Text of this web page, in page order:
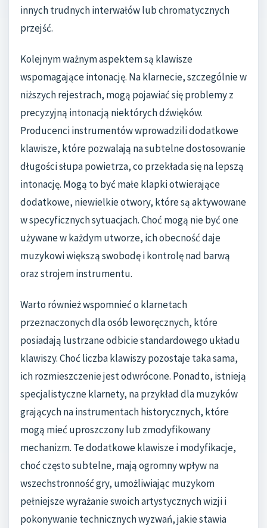
innych trudnych interwałów lub chromatycznych
przejść.
Kolejnym ważnym aspektem są klawisze
wspomagające intonację. Na klarnecie, szczególnie w
niższych rejestrach, mogą pojawiać się problemy z
precyzyjną intonacją niektórych dźwięków.
Producenci instrumentów wprowadzili dodatkowe
klawisze, które pozwalają na subtelne dostosowanie
długości słupa powietrza, co przekłada się na lepszą
intonację. Mogą to być małe klapki otwierające
dodatkowe, niewielkie otwory, które są aktywowane
w specyficznych sytuacjach. Choć mogą nie być one
używane w każdym utworze, ich obecność daje
muzykowi większą swobodę i kontrolę nad barwą
oraz strojem instrumentu.
Warto również wspomnieć o klarnetach
przeznaczonych dla osób leworęcznych, które
posiadają lustrzane odbicie standardowego układu
klawiszy. Choć liczba klawiszy pozostaje taka sama,
ich rozmieszczenie jest odwrócone. Ponadto, istnieją
specjalistyczne klarnety, na przykład dla muzyków
grających na instrumentach historycznych, które
mogą mieć uproszczony lub zmodyfikowany
mechanizm. Te dodatkowe klawisze i modyfikacje,
choć często subtelne, mają ogromny wpływ na
wszechstronność gry, umożliwiając muzykom
pełniejsze wyrażanie swoich artystycznych wizji i
pokonywanie technicznych wyzwań, jakie stawia